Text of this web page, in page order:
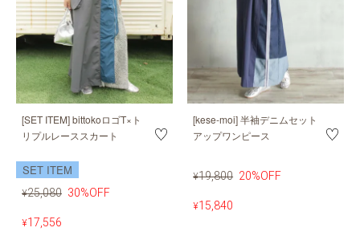
[SET ITEM] bittokoロゴT×ト
リプルレーススカート
SET ITEM
¥25,080 30%OFF
¥17,556
[kese-moi] 半袖デニムセット
アップワンピース
¥19,800 20%OFF
¥15,840